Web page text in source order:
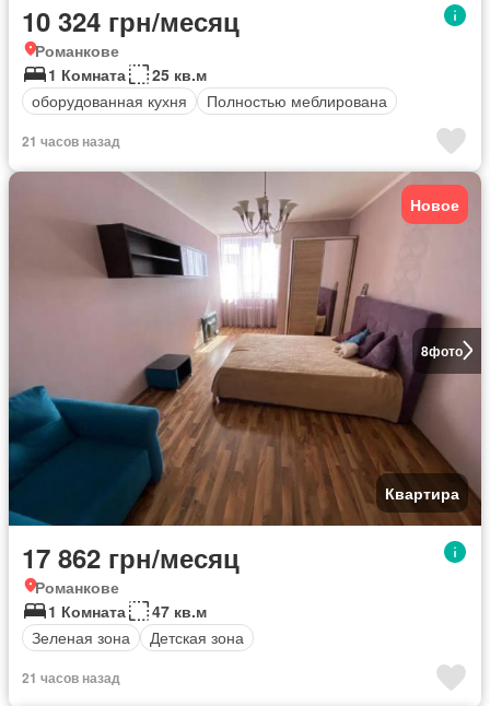
10 324 грн/месяц
Романкове
1 Комната
25 кв.м
оборудованная кухня
Полностью меблирована
21 часов назад
8фото
Новое
Квартира
17 862 грн/месяц
Романкове
1 Комната
47 кв.м
Зеленая зона
Детская зона
21 часов назад